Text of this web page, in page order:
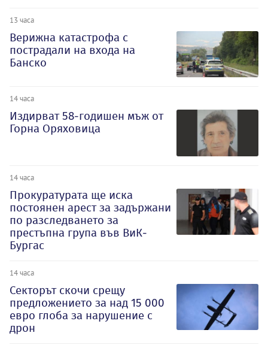
13 часа
Верижна катастрофа с
пострадали на входа на
Банско
14 часа
Издирват 58-годишен мъж от
Горна Оряховица
14 часа
Прокуратурата ще иска
постоянен арест за задържани
по разследването за
престъпна група във ВиК-
Бургас
14 часа
Секторът скочи срещу
предложението за над 15 000
евро глоба за нарушение с
дрон